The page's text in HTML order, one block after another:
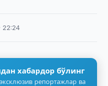
22:24
хабардор бўлинг
репортажлар ва